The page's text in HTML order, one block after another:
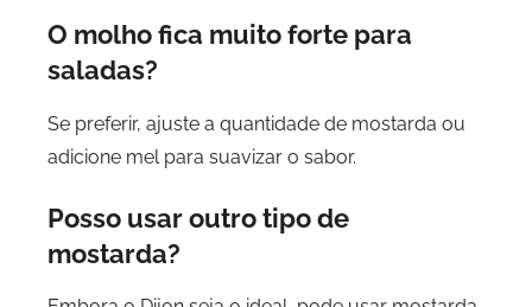
O molho fica muito forte para
saladas?
Se preferir, ajuste a quantidade de mostarda ou
adicione mel para suavizar o sabor.
Posso usar outro tipo de
mostarda?